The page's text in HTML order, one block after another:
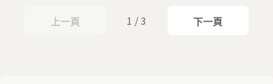
上一頁
上一頁 1 / 3 下一頁
下一頁